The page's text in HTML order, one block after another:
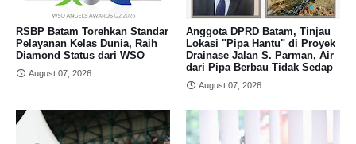
RSBP Batam Torehkan Standar
Pelayanan Kelas Dunia, Raih
Diamond Status dari WSO
August 07, 2026
Anggota DPRD Batam, Tinjau
Lokasi "Pipa Hantu" di Proyek
Drainase Jalan S. Parman, Air
dari Pipa Berbau Tidak Sedap
August 07, 2026